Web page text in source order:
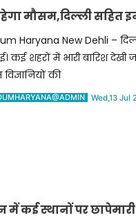
मौसम,दिल्‍ली सहित
Haryana New Dehli –
कई शहरों में भारी बारिश देखी
की
Wed,13 Jul
कई स्थानों पर